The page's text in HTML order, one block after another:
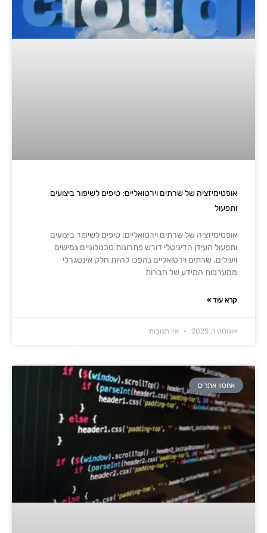
אופטימיזציה של שרתים וירטואליים: טיפים לשיפור ביצועים
ותפעול
אופטימיזציה של שרתים וירטואליים: טיפים לשיפור ביצועים
ותפעול העידן הדיגיטלי דורש פתרונות טכנולוגיים גמישים
ויעילים. שרתים וירטואליים נהפכו להיות חלק אינטגרלי
ממערכות המידע של חברות
קרא עוד »
אוגוסט 1, 2025 אין תגובות
אחסון אתרים